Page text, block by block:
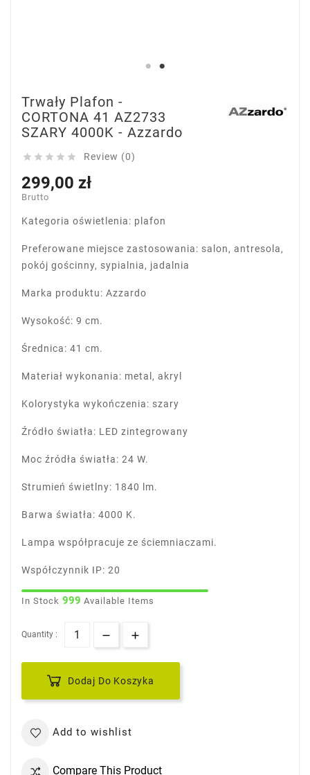
Trwały Plafon -
CORTONA 41 AZ2733
SZARY 4000K - Azzardo
     Review (0)
299,00 zł
Brutto
Kategoria oświetlenia: plafon
Preferowane miejsce zastosowania: salon, antresola,
pokój gościnny, sypialnia, jadalnia
Marka produktu: Azzardo
Wysokość: 9 cm.
Średnica: 41 cm.
Materiał wykonania: metal, akryl
Kolorystyka wykończenia: szary
Źródło światła: LED zintegrowany
Moc źródła światła: 24 W.
Strumień świetlny: 1840 lm.
Barwa światła: 4000 K.
Lampa współpracuje ze ściemniaczami.
Współczynnik IP: 20
In Stock 999 Available Items
Quantity :
Dodaj Do Koszyka
Add to wishlist
Compare This Product